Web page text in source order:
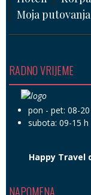
Moja putovanja
RADNO VRIJEME
pon - pet: 08-
subota: 09-15 h
Happy Travel
NAPOMENA